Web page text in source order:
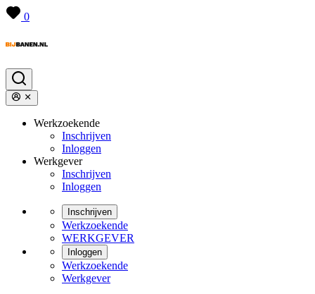
0
Werkzoekende
Inschrijven
Inloggen
Werkgever
Inschrijven
Inloggen
Inschrijven
Werkzoekende
WERKGEVER
Inloggen
Werkzoekende
Werkgever